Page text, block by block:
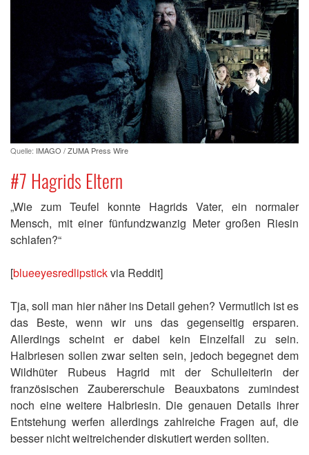
Quelle: IMAGO / ZUMA Press Wire
#7 Hagrids Eltern
„Wie zum Teufel konnte Hagrids Vater, ein normaler
Mensch, mit einer fünfundzwanzig Meter großen Riesin
schlafen?“
[blueeyesredlipstickvia Reddit]
Tja, soll man hier näher ins Detail gehen? Vermutlich ist es
das Beste, wenn wir uns das gegenseitig ersparen.
Allerdings scheint er dabei kein Einzelfall zu sein.
Halbriesen sollen zwar selten sein, jedoch begegnet dem
Wildhüter Rubeus Hagrid mit der Schulleiterin der
französischen Zaubererschule Beauxbatons zumindest
noch eine weitere Halbriesin. Die genauen Details ihrer
Entstehung werfen allerdings zahlreiche Fragen auf, die
besser nicht weitreichender diskutiert werden sollten.